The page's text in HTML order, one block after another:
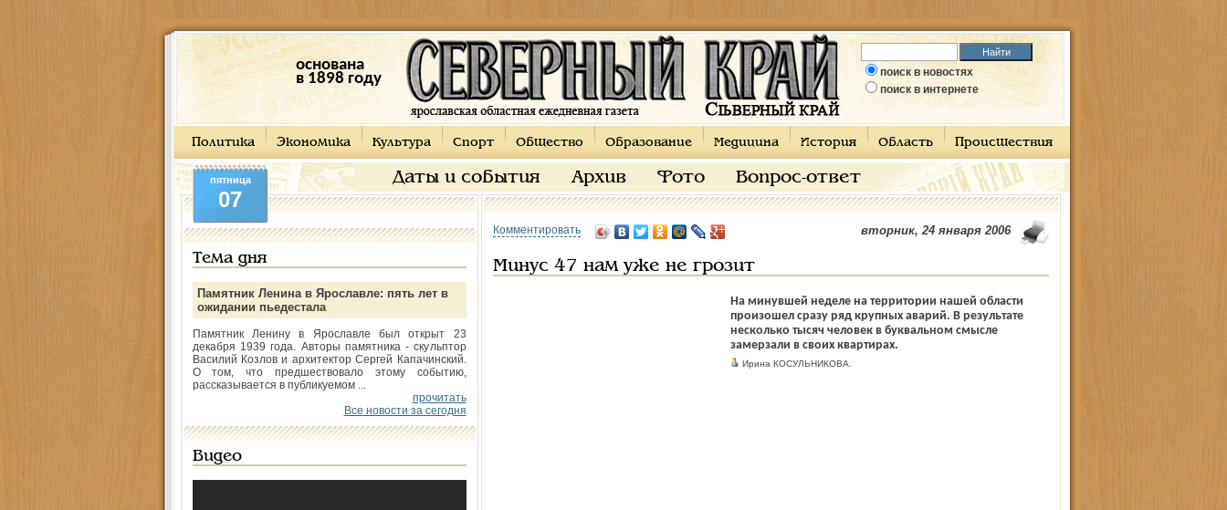
основана
в 1898 году
поиск в новостях
поиск в интернете
Политика Экономика Культура Спорт Общество Образование Медицина История Область Происшествия
Даты и события Архив Фото Вопрос-ответ
пятница
07
Тема дня
Памятник Ленина в Ярославле: пять лет в
ожидании пьедестала
Памятник Ленину в Ярославле был открыт 23
декабря 1939 года. Авторы памятника - скульптор
Василий Козлов и архитектор Сергей Капачинский.
О том, что предшествовало этому событию,
рассказывается в публикуемом ...
прочитать
Все новости за сегодня
Видео
Комментировать вторник, 24 января 2006
Минус 47 нам уже не грозит
На минувшей неделе на территории нашей области
произошел сразу ряд крупных аварий. В результате
несколько тысяч человек в буквальном смысле
замерзали в своих квартирах.
Ирина КОСУЛЬНИКОВА.